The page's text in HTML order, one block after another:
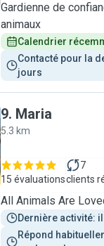
Gardienne de
animaux
Calendrier
Contacté pour la
jours
9. Maria
5.3 km
15 évaluations
7
clients
All Animals Are
Dernière activité:
Répond